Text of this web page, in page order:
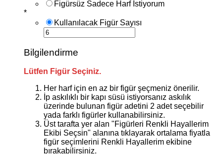
Figürsüz Sadece Harf İstiyorum
*
Kullanılacak Figür Sayısı
Bilgilendirme
Lütfen Figür Seçiniz.
Her harf için en az bir figür şeçmeniz önerilir.
İp askılıklı bir kapı süsü istiyorsanız askılık
üzerinde bulunan figür adetini 2 adet seçebilir
yada farklı figürler kullanabilirsiniz.
Üst tarafta yer alan "Figürleri Renkli Hayallerim
Ekibi Seçsin" alanına tıklayarak ortalama fiyatla
figür seçimlerini Renkli Hayallerim ekibine
bırakabilirsiniz.